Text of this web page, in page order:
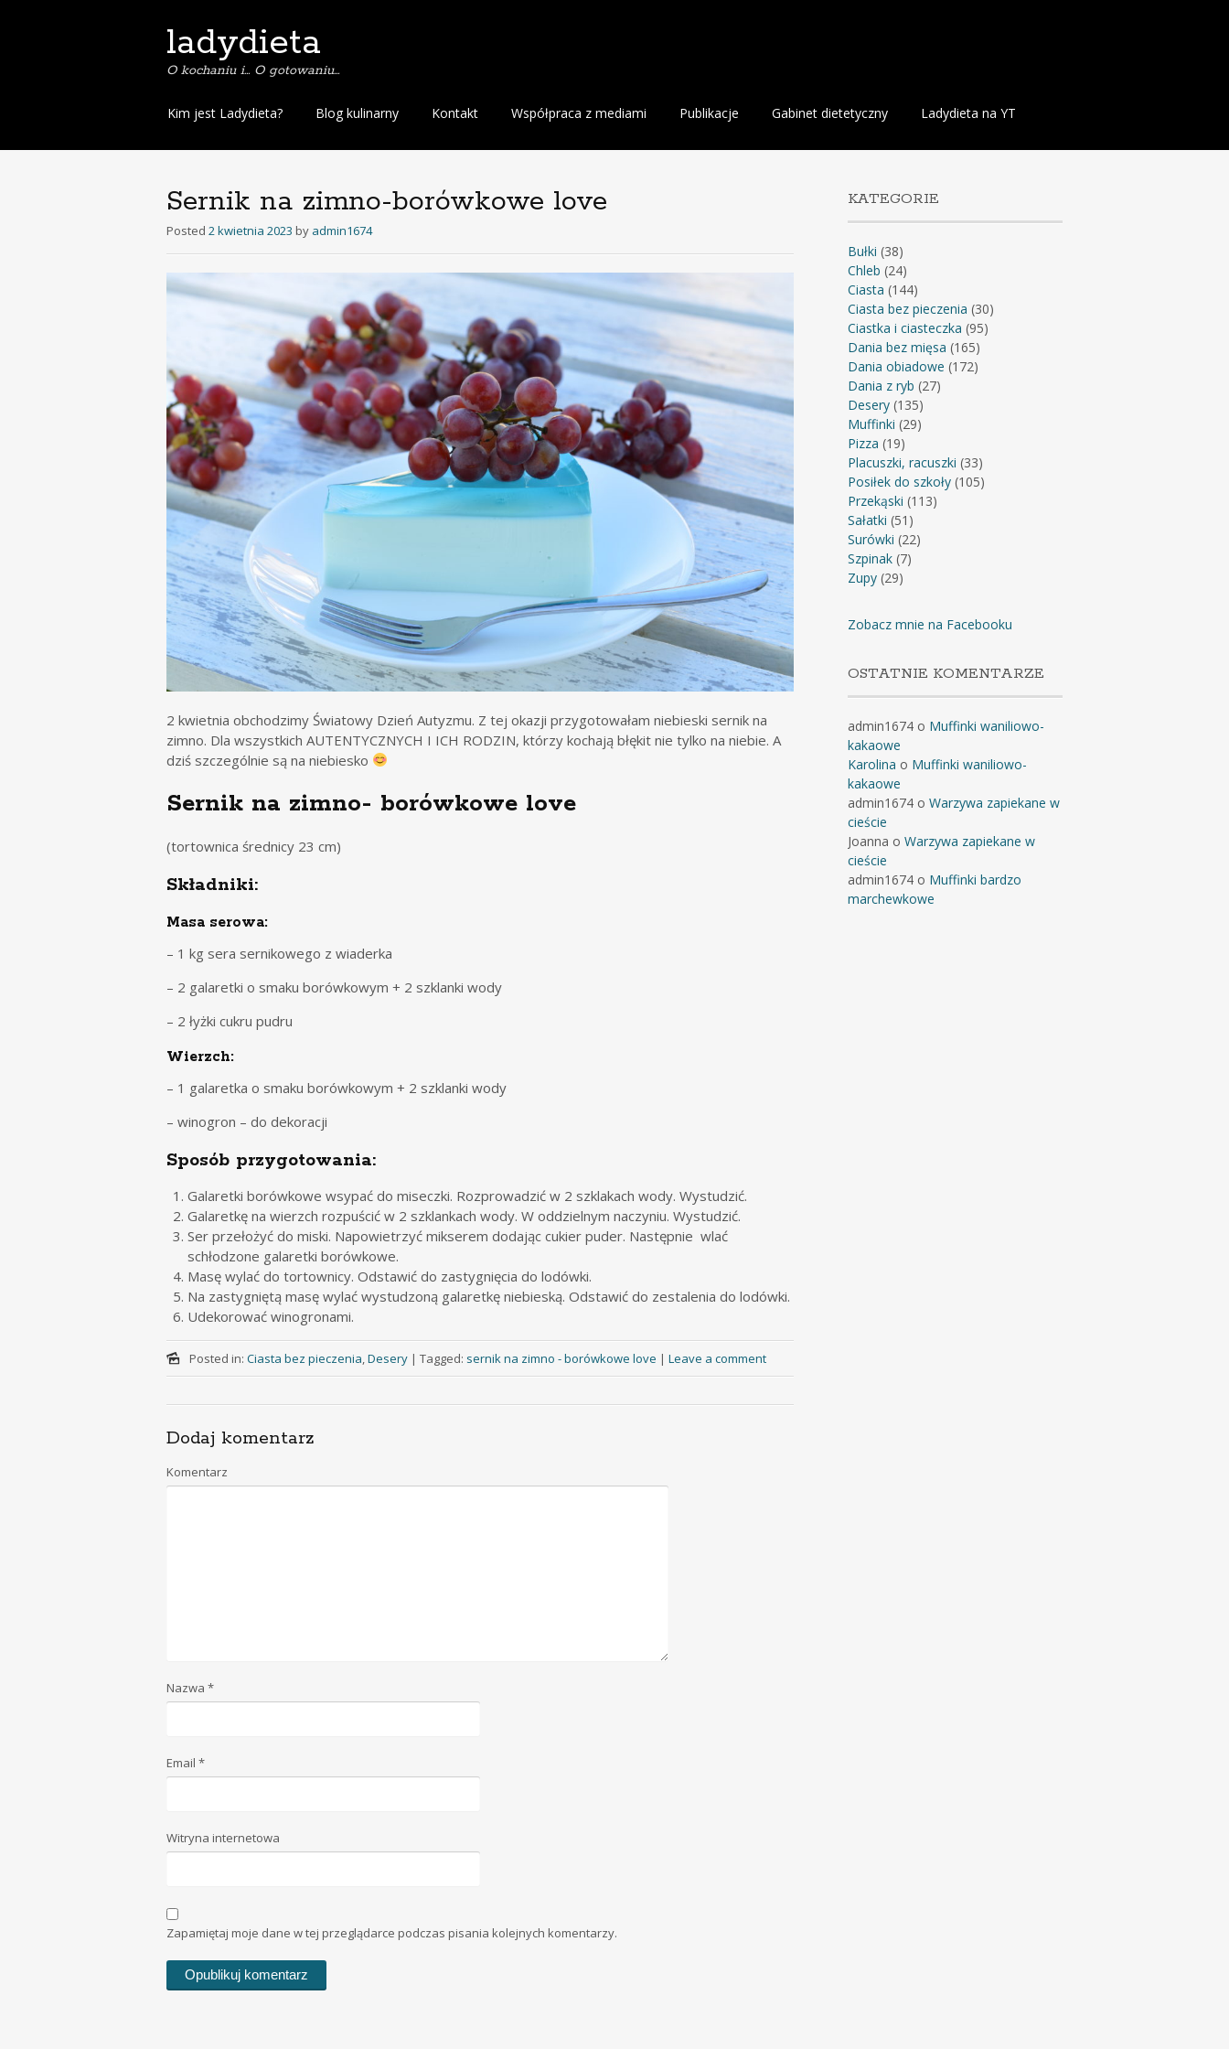
ladydieta
O kochaniu i… O gotowaniu…
S
i
t
o
c
t
Kim jest Ladydieta? Blog kulinarny Kontakt Współpraca z mediami Publikacje Gabinet dietetyczny Ladydieta na YT
Sernik na zimno-borówkowe love
Posted 2 kwietnia 2023 by admin1674
2 kwietnia obchodzimy Światowy Dzień Autyzmu. Z tej okazji przygotowałam niebieski sernik na
zimno. Dla wszystkich AUTENTYCZNYCH I ICH RODZIN, którzy kochają błękit nie tylko na niebie. A
dziś szczególnie są na niebiesko
Sernik na zimno- borówkowe love
(tortownica średnicy 23 cm)
Składniki:
Masa serowa:
– 1 kg sera sernikowego z wiaderka
– 2 galaretki o smaku borówkowym + 2 szklanki wody
– 2 łyżki cukru pudru
Wierzch:
– 1 galaretka o smaku borówkowym + 2 szklanki wody
– winogron – do dekoracji
Sposób przygotowania:
Galaretki borówkowe wsypać do miseczki. Rozprowadzić w 2 szklakach wody. Wystudzić.
Galaretkę na wierzch rozpuścić w 2 szklankach wody. W oddzielnym naczyniu. Wystudzić.
Ser przełożyć do miski. Napowietrzyć mikserem dodając cukier puder. Następnie wlać
schłodzone galaretki borówkowe.
Masę wylać do tortownicy. Odstawić do zastygnięcia do lodówki.
Na zastygniętą masę wylać wystudzoną galaretkę niebieską. Odstawić do zestalenia do lodówki.
Udekorować winogronami.
Posted in: Ciasta bez pieczenia,Desery | Tagged: sernik na zimno - borówkowe love | Leave a comment
Dodaj komentarz
Komentarz
Nazwa *
Email *
Witryna internetowa
Zapamiętaj moje dane w tej przeglądarce podczas pisania kolejnych komentarzy.
KATEGORIE
Bułki (38)
Chleb (24)
Ciasta (144)
Ciasta bez pieczenia (30)
Ciastka i ciasteczka (95)
Dania bez mięsa (165)
Dania obiadowe (172)
Dania z ryb (27)
Desery(135)
Muffinki (29)
Pizza (19)
Placuszki, racuszki (33)
Posiłek do szkoły(105)
Przekąski (113)
Sałatki (51)
Surówki (22)
Szpinak(7)
Zupy(29)
Zobacz mnie na Facebooku
OSTATNIE KOMENTARZE
admin1674o Muffinki waniliowo-
kakaowe
Karolina o Muffinki waniliowo-
kakaowe
admin1674o Warzywa zapiekane w
cieście
Joanna o Warzywa zapiekane w
cieście
admin1674o Muffinki bardzo
marchewkowe